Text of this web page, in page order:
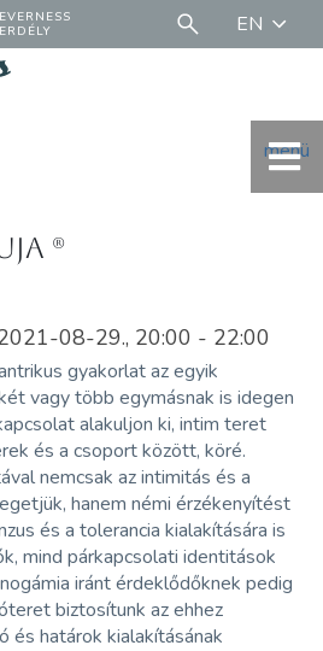
EVERNESS
ERDÉLY
EN
menü
(R)
08-29., 20:00 - 22:00
gyakorlat az egyik
vagy több egymásnak is idegen
alakuljon ki, intim teret
és a csoport között, köré.
nemcsak az intimitás és a
hanem némi érzékenyítést
és a tolerancia kialakítására is
mind párkapcsolati identitások
iránt érdeklődőknek pedig
biztosítunk az ehhez
és határok kialakításának